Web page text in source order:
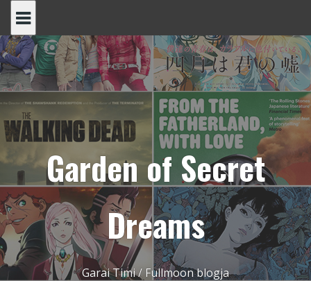
content
Garden of Secret
Dreams
Garai Timi / Fullmoon blogja